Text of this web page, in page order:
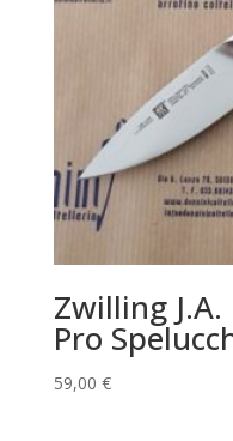
Zwilling
Pro
59,00 €